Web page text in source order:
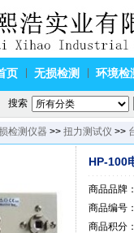
页 无损检测 环境检
搜索
检测仪器 >> 扭力测试仪 >>
HP-100
商品品牌：
商品编号
商品积分：